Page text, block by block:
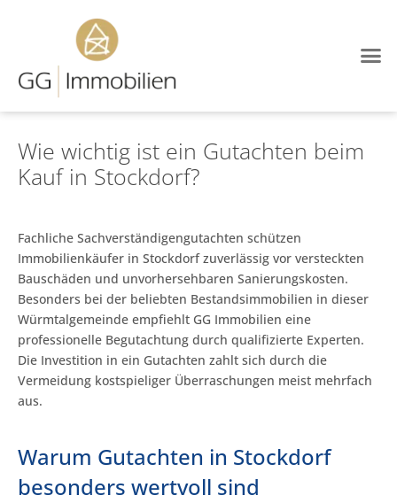
Wie wichtig ist ein Gutachten beim
Kauf in Stockdorf?
Fachliche Sachverständigengutachten schützen
Immobilienkäufer in Stockdorf zuverlässig vor versteckten
Bauschäden und unvorhersehbaren Sanierungskosten.
Besonders bei der beliebten Bestandsimmobilien in dieser
Würmtalgemeinde empfiehlt GG Immobilien eine
professionelle Begutachtung durch qualifizierte Experten.
Die Investition in ein Gutachten zahlt sich durch die
Vermeidung kostspieliger Überraschungen meist mehrfach
aus.
Warum Gutachten in Stockdorf
besonders wertvoll sind